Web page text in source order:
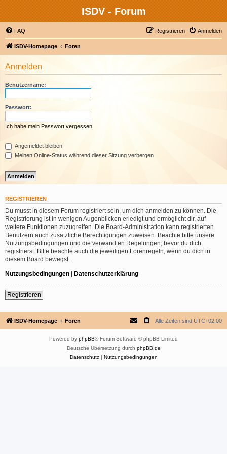
ISDV - Forum
FAQ Anmelden
Registrieren
ISDV-Homepage Foren
Anmelden
Benutzername:
Passwort:
Ich habe mein Passwort vergessen
Angemeldet bleiben
Meinen Online-Status während dieser Sitzung verbergen
REGISTRIEREN
Du musst in diesem Forum registriert sein, um dich anmelden zu können. Die
Registrierung ist in wenigen Augenblicken erledigt und ermöglicht dir, auf
weitere Funktionen zuzugreifen. Die Board-Administration kann registrierten
Benutzern auch zusätzliche Berechtigungen zuweisen. Beachte bitte unsere
Nutzungsbedingungen und die verwandten Regelungen, bevor du dich
registrierst. Bitte beachte auch die jeweiligen Forenregeln, wenn du dich in
diesem Board bewegst.
Nutzungsbedingungen | Datenschutzerklärung
Registrieren
ISDV-Homepage Foren Alle Zeiten sind UTC+02:00
Powered by phpBB® Forum Software © phpBB Limited
Deutsche Übersetzung durch phpBB.de
Datenschutz| Nutzungsbedingungen